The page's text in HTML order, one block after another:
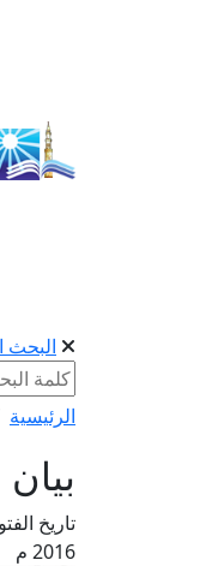
البحث
الرئيسية
تاريخ
2016 م